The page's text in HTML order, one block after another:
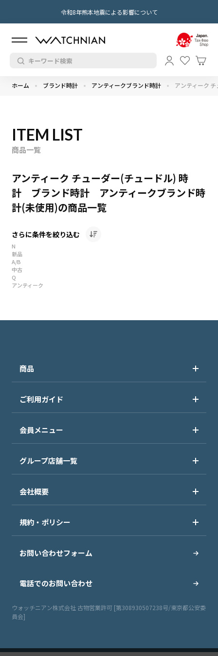
令和8年熊本地震による影響について
ホーム ブランド時計 アンティークブランド時計 アンティーク
ITEM LIST
商品一覧
アンティーク チューダー(チュードル) 時
計 ブランド時計 アンティークブランド時
計(未使用)の商品一覧
さらに条件を絞り込む
N
新品
A/B
中古
Q
アンティーク
商品
ご利用ガイド
会員メニュー
グループ店舗一覧
会社概要
規約・ポリシー
お問い合わせフォーム
電話でのお問い合わせ
ウォッチニアン株式会社 古物営業許可 [第308930507238号/東京都公安委
員会]